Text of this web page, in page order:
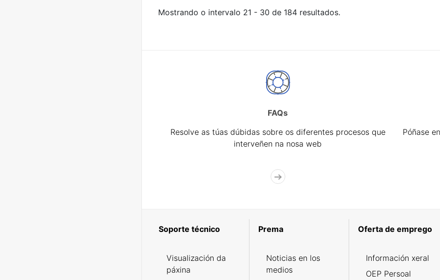
Mostrando o intervalo 21 - 30 de 184 resultados.
FAQs
Resolve as túas dúbidas sobre os diferentes procesos que
interveñen na nosa web
Póñase
Soporte técnico
Visualización da
páxina
Prema
Noticias en los
medios
Oferta de emprego
Información xeral
OEP Persoal